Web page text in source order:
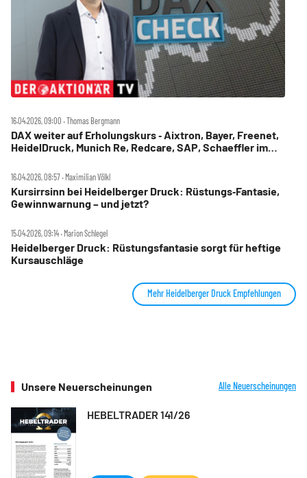
16.04.2026, 09:00 ‧ Thomas Bergmann
DAX weiter auf Erholungskurs ‑ Aixtron, Bayer, Freenet,
HeidelDruck, Munich Re, Redcare, SAP, Schaeffler im
16.04.2026, 08:57 ‧ Maximilian Völkl
Kursirrsinn bei Heidelberger Druck: Rüstungs‑Fantasie,
Gewinnwarnung – und jetzt?
15.04.2026, 09:14 ‧ Marion Schlegel
Heidelberger Druck: Rüstungsfantasie sorgt für heftige
Kursauschläge
Mehr Heidelberger Druck Empfehlungen
Unsere Neuerscheinungen Alle Neuerscheinungen
HEBELTRADER 141/26